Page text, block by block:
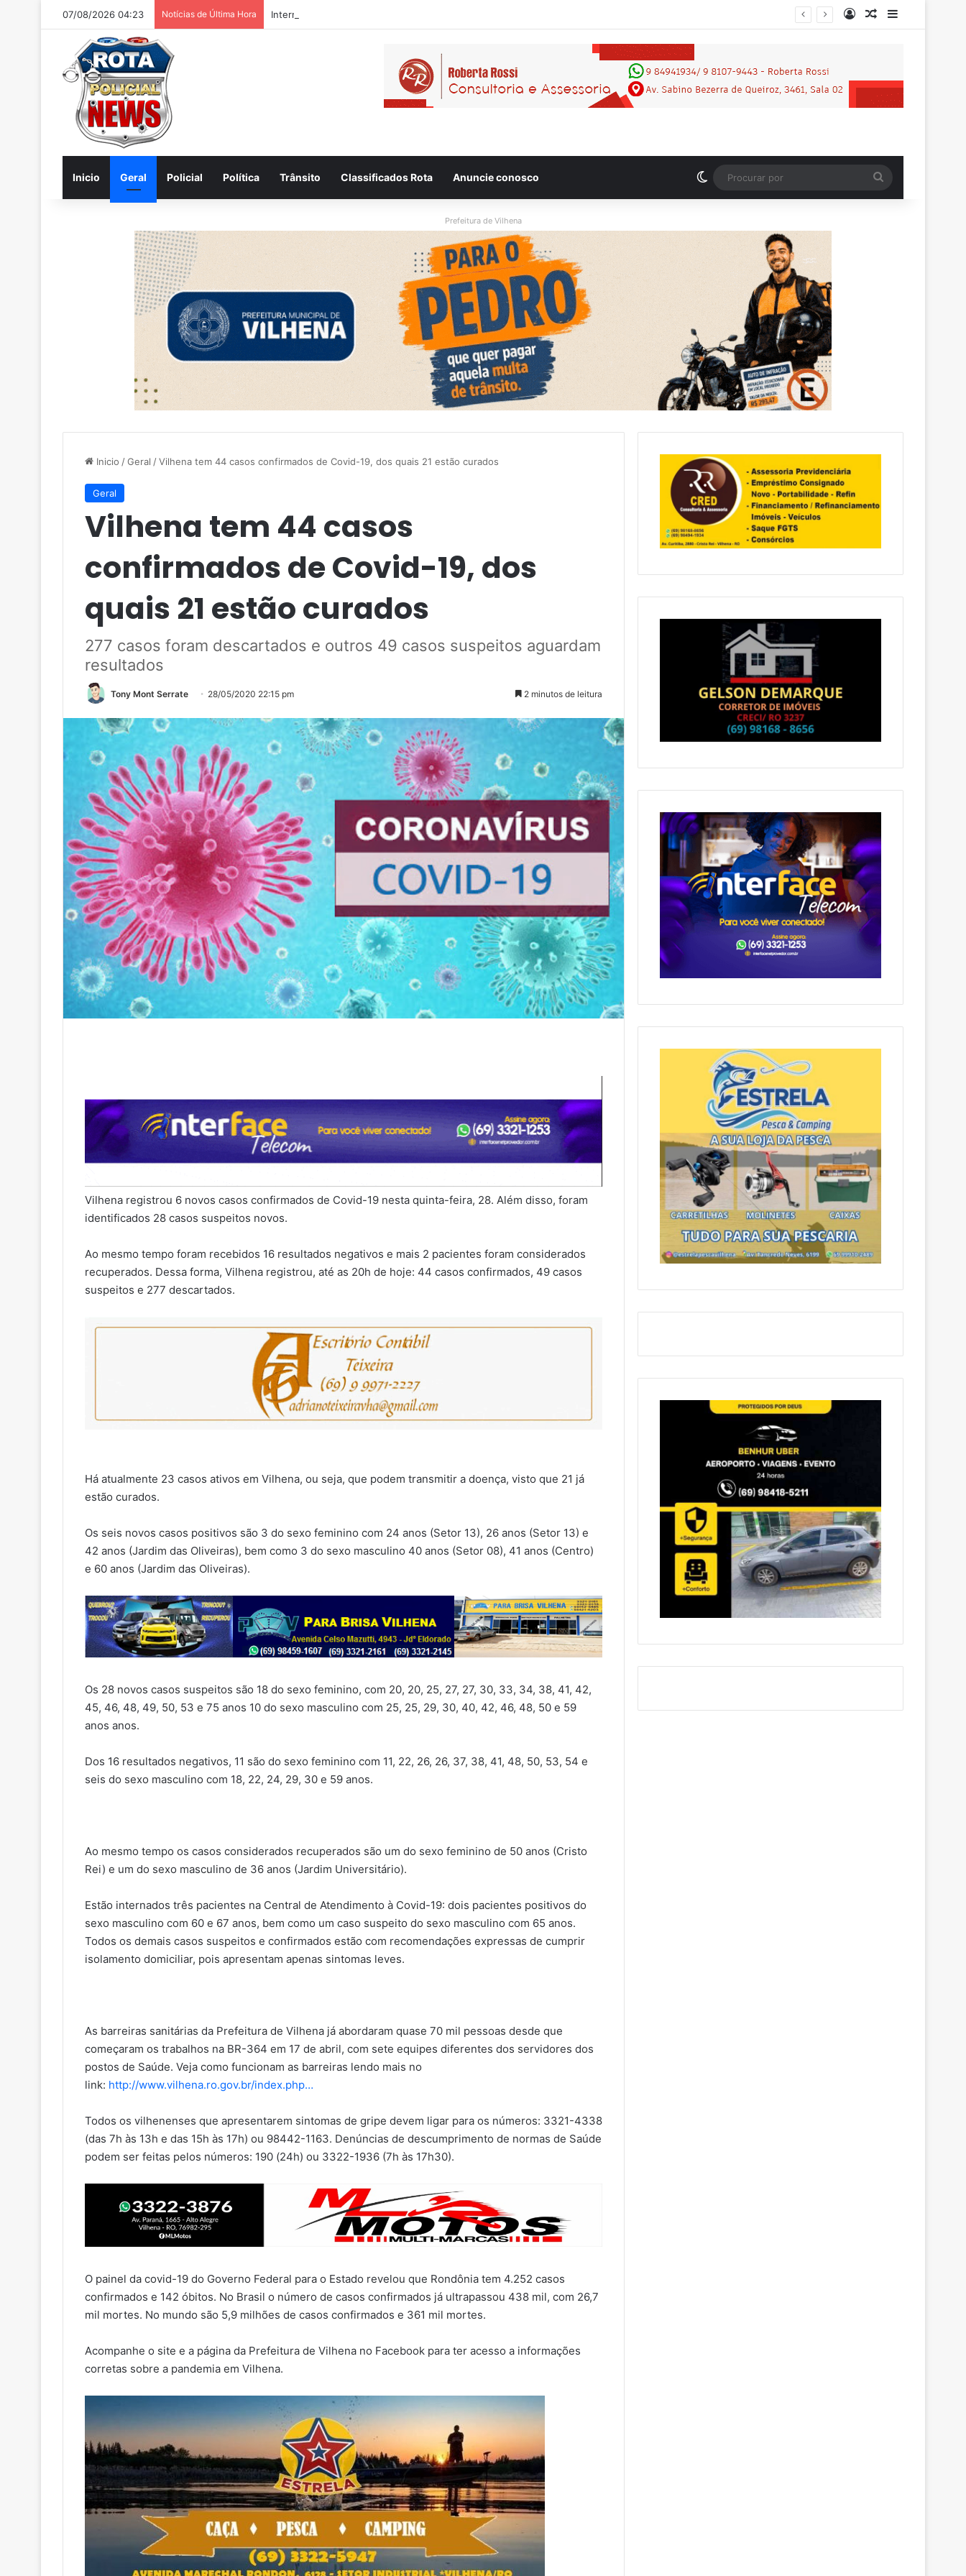
07/08/2026 04:23 Notícias de Última Hora Internautas flagram motociclista fugindo de viatura da PM em Vilhena/RO EntrarArtigo aleatório
Inicio Geral Policial Política Trânsito Classificados Rota Anuncie conosco Switch skin
por
Prefeitura de Vilhena
Inicio /Geral /Vilhena tem 44 casos confirmados de Covid-19, dos quais 21 estão curados
Geral
Vilhena tem 44 casos
confirmados de Covid-19, dos
quais 21 estão curados
277 casos foram descartados e outros 49 casos suspeitos aguardam
resultados
Tony Mont Serrate 28/05/2020 22:15 pm 2 minutos de leitura
Vilhena registrou 6 novos casos confirmados de Covid-19 nesta quinta-feira, 28. Além disso, foram
identificados 28 casos suspeitos novos.
Ao mesmo tempo foram recebidos 16 resultados negativos e mais 2 pacientes foram considerados
recuperados. Dessa forma, Vilhena registrou, até as 20h de hoje: 44 casos confirmados, 49 casos
suspeitos e 277 descartados.
Há atualmente 23 casos ativos em Vilhena, ou seja, que podem transmitir a doença, visto que 21 já
estão curados.
Os seis novos casos positivos são 3 do sexo feminino com 24 anos (Setor 13), 26 anos (Setor 13) e
42 anos (Jardim das Oliveiras), bem como 3 do sexo masculino 40 anos (Setor 08), 41 anos (Centro)
e 60 anos (Jardim das Oliveiras).
Os 28 novos casos suspeitos são 18 do sexo feminino, com 20, 20, 25, 27, 27, 30, 33, 34, 38, 41, 42,
45, 46, 48, 49, 50, 53 e 75 anos 10 do sexo masculino com 25, 25, 29, 30, 40, 42, 46, 48, 50 e 59
anos anos.
Dos 16 resultados negativos, 11 são do sexo feminino com 11, 22, 26, 26, 37, 38, 41, 48, 50, 53, 54 e
seis do sexo masculino com 18, 22, 24, 29, 30 e 59 anos.
Ao mesmo tempo os casos considerados recuperados são um do sexo feminino de 50 anos (Cristo
Rei) e um do sexo masculino de 36 anos (Jardim Universitário).
Estão internados três pacientes na Central de Atendimento à Covid-19: dois pacientes positivos do
sexo masculino com 60 e 67 anos, bem como um caso suspeito do sexo masculino com 65 anos.
Todos os demais casos suspeitos e confirmados estão com recomendações expressas de cumprir
isolamento domiciliar, pois apresentam apenas sintomas leves.
As barreiras sanitárias da Prefeitura de Vilhena já abordaram quase 70 mil pessoas desde que
começaram os trabalhos na BR-364 em 17 de abril, com sete equipes diferentes dos servidores dos
postos de Saúde. Veja como funcionam as barreiras lendo mais no
link: http://www.vilhena.ro.gov.br/index.php…
Todos os vilhenenses que apresentarem sintomas de gripe devem ligar para os números: 3321-4338
(das 7h às 13h e das 15h às 17h) ou 98442-1163. Denúncias de descumprimento de normas de Saúde
podem ser feitas pelos números: 190 (24h) ou 3322-1936 (7h às 17h30).
O painel da covid-19 do Governo Federal para o Estado revelou que Rondônia tem 4.252 casos
confirmados e 142 óbitos. No Brasil o número de casos confirmados já ultrapassou 438 mil, com 26,7
mil mortes. No mundo são 5,9 milhões de casos confirmados e 361 mil mortes.
Acompanhe o site e a página da Prefeitura de Vilhena no Facebook para ter acesso a informações
corretas sobre a pandemia em Vilhena.